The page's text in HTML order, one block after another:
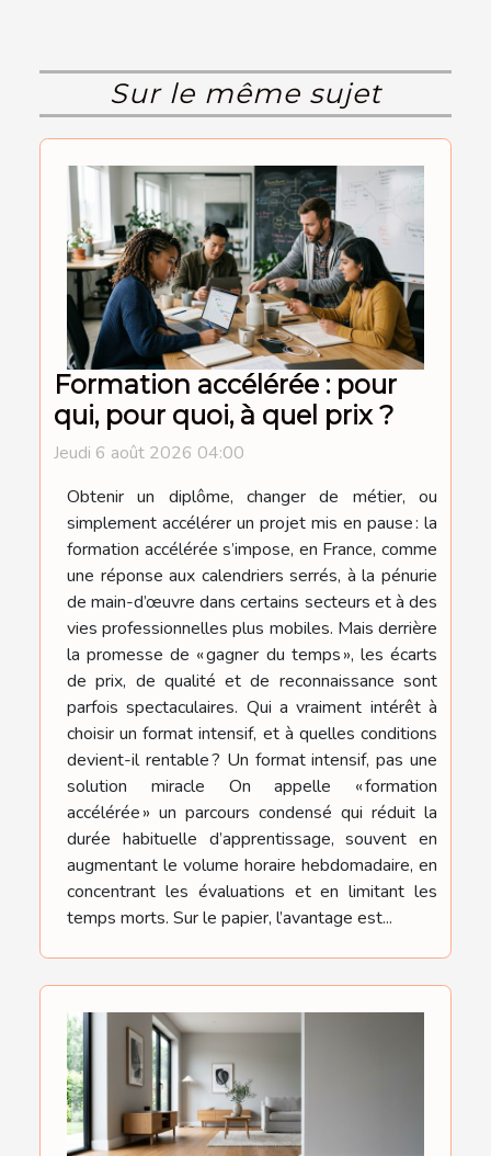
Sur le même sujet
Formation accélérée : pour
qui, pour quoi, à quel prix ?
Jeudi 6 août 2026 04:00
Obtenir un diplôme, changer de métier, ou
simplement accélérer un projet mis en pause : la
formation accélérée s’impose, en France, comme
une réponse aux calendriers serrés, à la pénurie
de main-d’œuvre dans certains secteurs et à des
vies professionnelles plus mobiles. Mais derrière
la promesse de « gagner du temps », les écarts
de prix, de qualité et de reconnaissance sont
parfois spectaculaires. Qui a vraiment intérêt à
choisir un format intensif, et à quelles conditions
devient-il rentable ? Un format intensif, pas une
solution miracle On appelle « formation
accélérée » un parcours condensé qui réduit la
durée habituelle d’apprentissage, souvent en
augmentant le volume horaire hebdomadaire, en
concentrant les évaluations et en limitant les
temps morts. Sur le papier, l’avantage est...